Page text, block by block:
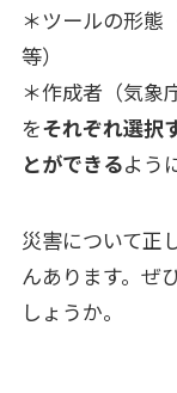
＊ツールの形態
等）
＊作成者（気象
をそれぞれ選択
とができるよう
災害について正
んあります。ぜ
しょうか。